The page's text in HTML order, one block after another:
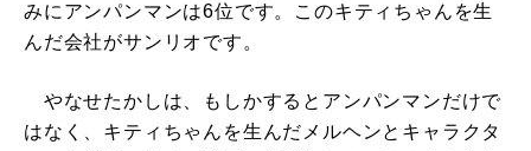
みにアンパンマンは6位です。このキティちゃんを生
んだ会社がサンリオです。
やなせたかしは、もしかするとアンパンマンだけで
はなく、キティちゃんを生んだメルヘンとキャラクタ